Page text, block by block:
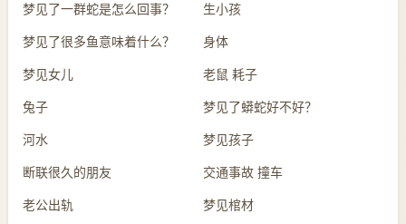
梦见了一群蛇是怎么回事？ 生小孩
梦见了很多鱼意味着什么？ 身体
梦见女儿 老鼠 耗子
兔子 梦见了蟒蛇好不好？
河水 梦见孩子
断联很久的朋友 交通事故 撞车
老公出轨 梦见棺材